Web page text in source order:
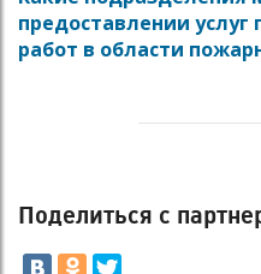
предоставлении
работ в области
Поделиться с